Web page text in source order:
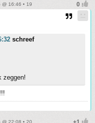
@ 16:46 • 19
schreef
zeggen!
@ 22:08 • 20